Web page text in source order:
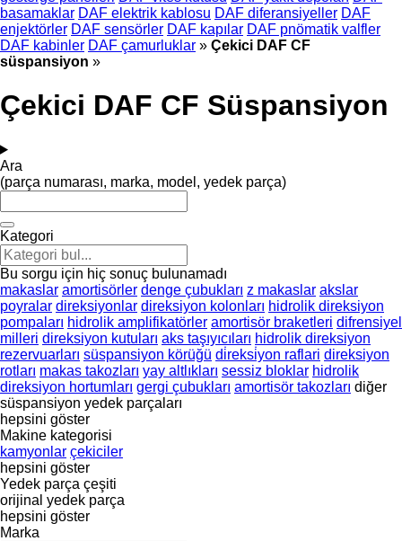
basamaklar DAF elektrik kablosu DAF diferansiyeller DAF
enjektörler DAF sensörler DAF kapılar DAF pnömatik valfler
DAF kabinler DAF çamurluklar » Çekici DAF CF
süspansiyon »
Çekici DAF CF Süspansiyon
Ara
(parça numarası, marka, model, yedek parça)
Kategori
Bu sorgu için hiç sonuç bulunamadı
makaslar amortisörler denge çubukları z makaslar akslar
poyralar direksiyonlar direksiyon kolonları hidrolik direksiyon
pompaları hidrolik amplifikatörler amortisör braketleri difrensiyel
milleri direksiyon kutuları aks taşıyıcıları hidrolik direksiyon
rezervuarları süspansiyon körüğü di̇reksi̇yon raflari direksiyon
rotları makas takozları yay altlıkları sessiz bloklar hidrolik
direksiyon hortumları gergi çubukları amortisör takozları diğer
süspansiyon yedek parçaları
hepsini göster
Makine kategorisi
kamyonlar çekiciler
hepsini göster
Yedek parça çeşiti
orijinal yedek parça
hepsini göster
Marka